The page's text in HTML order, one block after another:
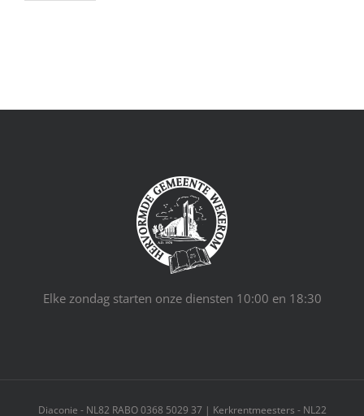
Elke zondag starten onze diensten 10:00 en 18:30
Diaconie - NL82 RABO 0368 5029 37 | Kerkrentmeesters - NL22